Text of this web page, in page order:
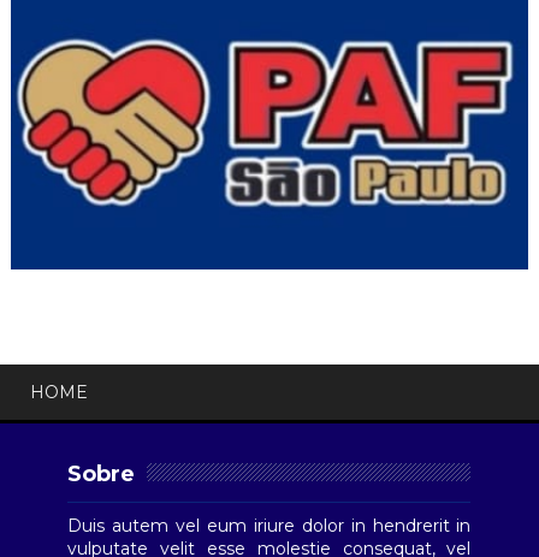
HOME
Sobre
Duis autem vel eum iriure dolor in hendrerit in
vulputate velit esse molestie consequat, vel